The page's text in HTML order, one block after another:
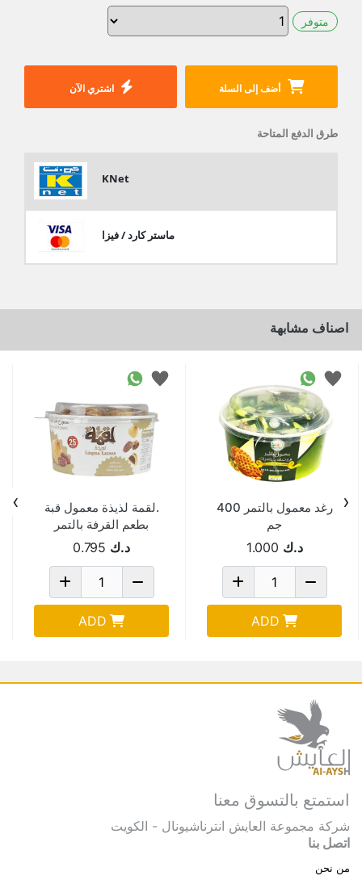
متوفر
أضف إلى السلة اشتري الآن
طرق الدفع المتاحة
KNet
ماستر كارد / فيزا
اصناف مشابهة
رغد معمول بالتمر 400
جم
د.ك 1.000
ADD
.لقمة لذيذة معمول قبة
بطعم القرفة بالتمر
د.ك 0.795
ADD
‹
›
استمتع بالتسوق معنا
شركة مجموعة العايش انترناشيونال - الكويت
اتصل بنا
من نحن